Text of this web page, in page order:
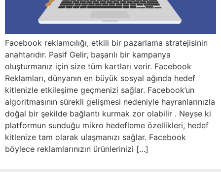
Facebook reklamcılığı, etkili bir pazarlama stratejisinin
anahtarıdır. Pasif Gelir, başarılı bir kampanya
oluşturmanız için size tüm kartları verir. Facebook
Reklamları, dünyanın en büyük sosyal ağında hedef
kitlenizle etkileşime geçmenizi sağlar. Facebook’un
algoritmasının sürekli gelişmesi nedeniyle hayranlarınızla
doğal bir şekilde bağlantı kurmak zor olabilir . Neyse ki
platformun sunduğu mikro hedefleme özellikleri, hedef
kitlenize tam olarak ulaşmanızı sağlar. Facebook
böylece reklamlarınızın ürünlerinizi […]